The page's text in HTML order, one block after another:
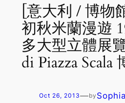
[意大利 / 博物
初秋米蘭漫遊
多大型立體展
di Piazza Scala
Oct 26, 2013—by